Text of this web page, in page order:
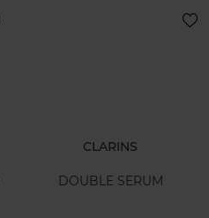
CLARINS
DOUBLE SERUM